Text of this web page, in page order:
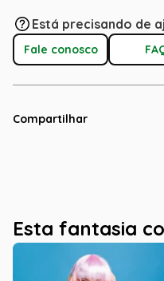
Está precisando de
Fale conosco
Compartilhar
Esta fantasia